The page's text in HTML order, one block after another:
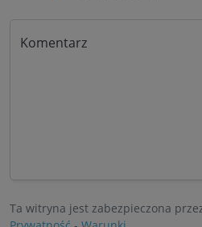
Komentarz
Ta witryna jest zabezpieczona